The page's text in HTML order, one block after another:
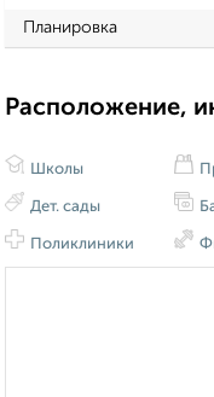
Планировка
Расположение,
Школы
Дет. сады
Поликлиники